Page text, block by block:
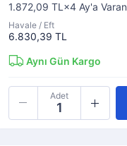
1.872,09 TL×4 Ay'a Varan
Havale / Eft
6.830,39 TL
Aynı Gün Kargo
Adet